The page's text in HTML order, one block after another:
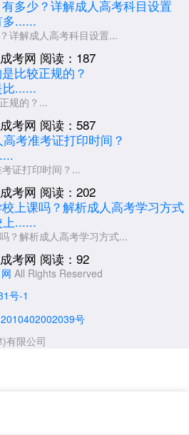
......
详解成人高考科目设置...
考网 阅读：187
......
规的？...
考网 阅读：587
证打印时间？...
考网 阅读：202
......
？解析成人高考学习方式...
考网 阅读：92
All Rights Reserved
号-1
号
有限公司